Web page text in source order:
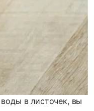
в листочек, вы